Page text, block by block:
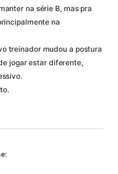
na série B, mas pra
na
treinador mudou a postura
jogar estar diferente,